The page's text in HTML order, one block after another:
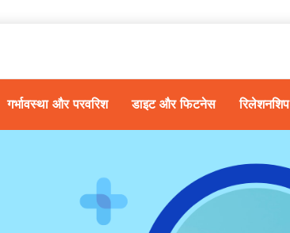
गर्भावस्था और परवरिश डाइट और फिटनेस रिलेशनशिप